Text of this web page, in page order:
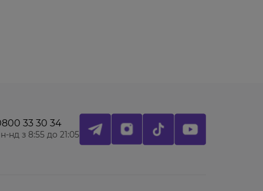
33 30 34
нд з 8:55 до 21:05